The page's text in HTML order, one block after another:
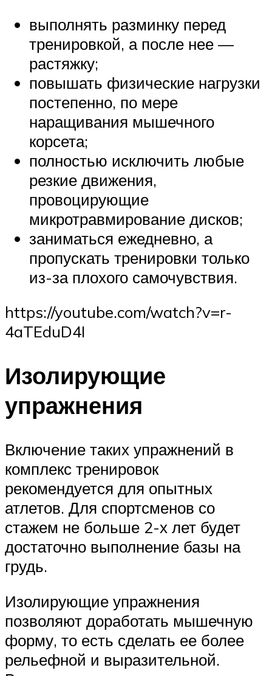
выполнять разминку перед
тренировкой, а после нее —
растяжку;
повышать физические нагрузки
постепенно, по мере
наращивания мышечного
корсета;
полностью исключить любые
резкие движения,
провоцирующие
микротравмирование дисков;
заниматься ежедневно, а
пропускать тренировки только
из-за плохого самочувствия.
https://youtube.com/watch?v=r-
4aTEduD4I
Изолирующие
упражнения
Включение таких упражнений в
комплекс тренировок
рекомендуется для опытных
атлетов. Для спортсменов со
стажем не больше 2-х лет будет
достаточно выполнение базы на
грудь.
Изолирующие упражнения
позволяют доработать мышечную
форму, то есть сделать ее более
рельефной и выразительной.